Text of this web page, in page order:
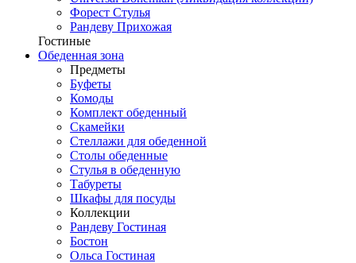
Форест Стулья
Рандеву Прихожая
Гостиные
Обеденная зона
Предметы
Буфеты
Комоды
Комплект обеденный
Скамейки
Стеллажи для обеденной
Столы обеденные
Стулья в обеденную
Табуреты
Шкафы для посуды
Коллекции
Рандеву Гостиная
Бостон
Ольса Гостиная